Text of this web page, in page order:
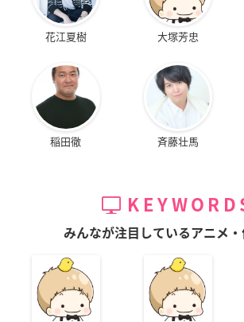
花江夏樹 大塚芳忠
稲田徹 斉藤壮馬
みんなが注目しているアニメ・